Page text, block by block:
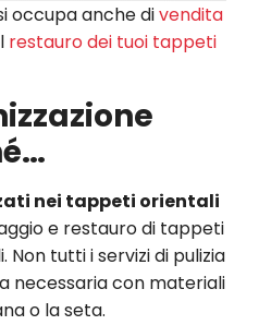
occupa anche divendita
restauro dei tuoi tappeti
nei tappeti orientali
e restauro di tappeti
Non tutti i servizi di pulizia
necessaria con materiali
o la seta.